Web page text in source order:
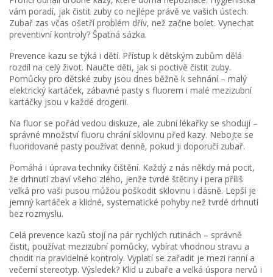
vám poradí, jak čistit zuby co nejlépe právě ve vašich ústech.
Zubař zas včas ošetří problém dřív, než začne bolet. Vynechat
preventivní kontroly? Špatná sázka.
Prevence kazu se týká i dětí. Přístup k dětským zubům dělá
rozdíl na celý život. Naučte děti, jak si poctivě čistit zuby.
Pomůcky pro dětské zuby jsou dnes běžně k sehnání – malý
elektrický kartáček, zábavné pasty s fluorem i malé mezizubní
kartáčky jsou v každé drogerii.
Na fluor se pořád vedou diskuze, ale zubní lékařky se shodují –
správné množství fluoru chrání sklovinu před kazy. Nebojte se
fluoridované pasty používat denně, pokud ji doporučí zubař.
Pomáhá i úprava techniky čištění. Každý z nás někdy má pocit,
že drhnutí zbaví všeho zlého, jenže tvrdé štětiny i pera příliš
velká pro vaši pusou můžou poškodit sklovinu i dásně. Lepší je
jemný kartáček a klidné, systematické pohyby než tvrdé drhnutí
bez rozmyslu.
Celá prevence kazů stojí na pár rychlých rutinách – správně
čistit, používat mezizubní pomůcky, vybírat vhodnou stravu a
chodit na pravidelné kontroly. Vyplatí se zařadit je mezi ranní a
večerní stereotyp. Výsledek? Klid u zubaře a velká úspora nervů i